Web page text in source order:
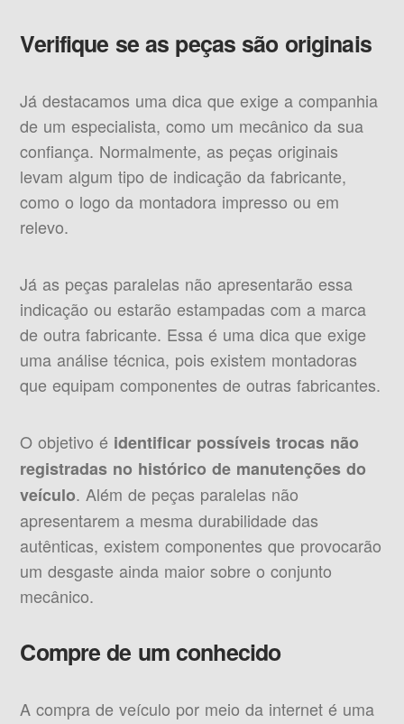
Verifique se as peças são originais
Já destacamos uma dica que exige a companhia
de um especialista, como um mecânico da sua
confiança. Normalmente, as peças originais
levam algum tipo de indicação da fabricante,
como o logo da montadora impresso ou em
relevo.
Já as peças paralelas não apresentarão essa
indicação ou estarão estampadas com a marca
de outra fabricante. Essa é uma dica que exige
uma análise técnica, pois existem montadoras
que equipam componentes de outras fabricantes.
O objetivo é identificar possíveis trocas não
registradas no histórico de manutenções do
veículo. Além de peças paralelas não
apresentarem a mesma durabilidade das
autênticas, existem componentes que provocarão
um desgaste ainda maior sobre o conjunto
mecânico.
Compre de um conhecido
A compra de veículo por meio da internet é uma